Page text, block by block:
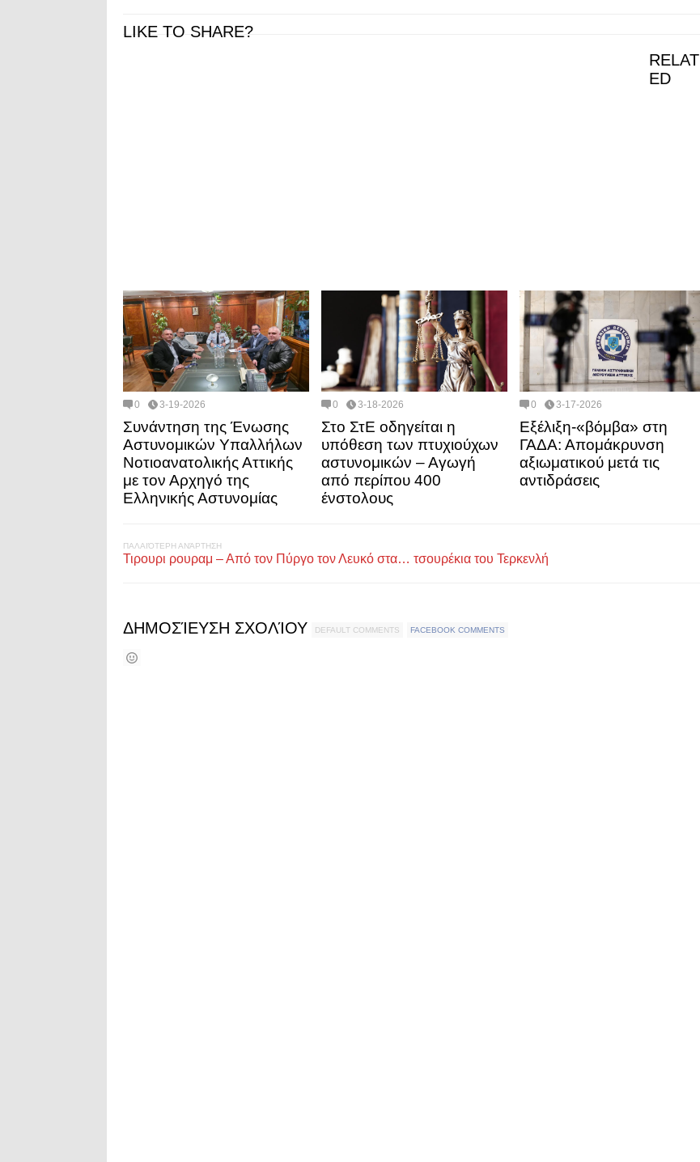
LIKE TO SHARE?
RELAT
ED
0 3-19-2026
Συνάντηση της Ένωσης
Αστυνομικών Υπαλλήλων
Νοτιοανατολικής Αττικής
με τον Αρχηγό της
Ελληνικής Αστυνομίας
0 3-18-2026
Στο ΣτΕ οδηγείται η
υπόθεση των πτυχιούχων
αστυνομικών – Αγωγή
από περίπου 400
ένστολους
0 3-17-2026
Εξέλιξη-«βόμβα» στη
ΓΑΔΑ: Απομάκρυνση
αξιωματικού μετά τις
αντιδράσεις
ΠΑΛΑΙΌΤΕΡΗ ΑΝΆΡΤΗΣΗ
Τιρουρι ρουραμ – Από τον Πύργο τον Λευκό στα… τσουρέκια του Τερκενλή
ΔΗΜΟΣΊΕΥΣΗ ΣΧΟΛΊΟΥ DEFAULT COMMENTS FACEBOOK COMMENTS